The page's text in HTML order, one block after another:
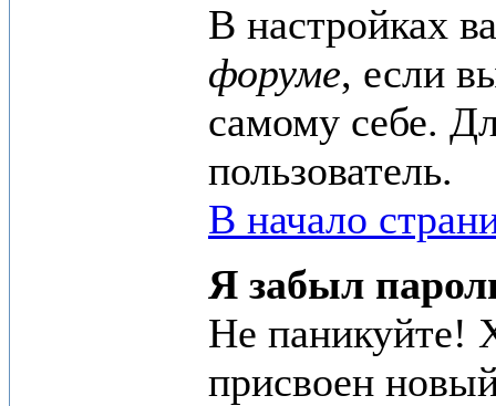
В настройках
форуме, если
самому себе.
пользователь.
В начало
Я забыл
Не паникуйте!
присвоен